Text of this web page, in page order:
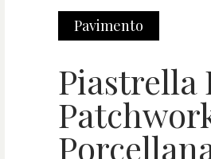
Pavimento
Piastrella